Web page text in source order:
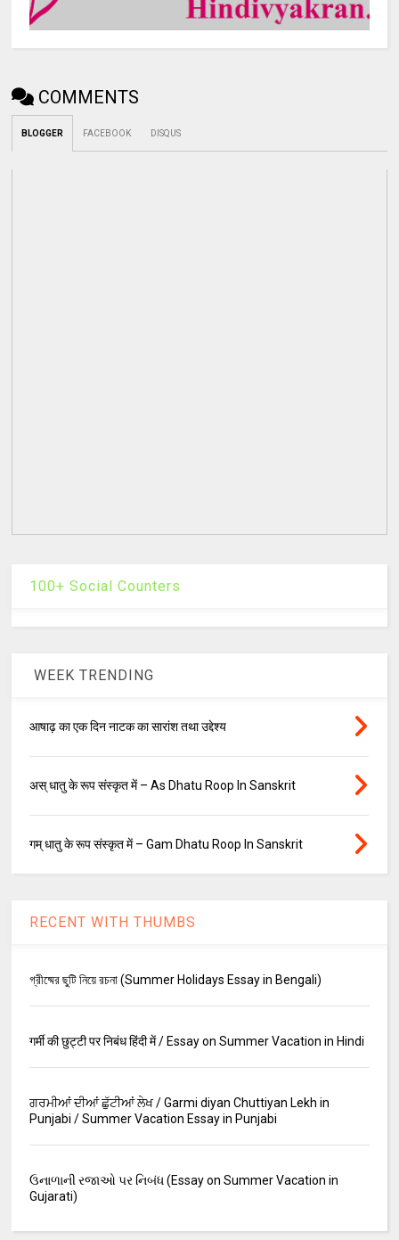
COMMENTS
BLOGGER FACEBOOK DISQUS
100+ Social Counters
WEEK TRENDING
आषाढ़ का एक दिन नाटक का सारांश तथा उद्देश्य
अस् धातु के रूप संस्कृत में – As Dhatu Roop In Sanskrit
गम् धातु के रूप संस्कृत में – Gam Dhatu Roop In Sanskrit
RECENT WITH THUMBS
গ্রীষ্মের ছুটি নিয়ে রচনা (Summer Holidays Essay in Bengali)
गर्मी की छुट्टी पर निबंध हिंदी में / Essay on Summer Vacation in Hindi
ਗਰਮੀਆਂ ਦੀਆਂ ਛੁੱਟੀਆਂ ਲੇਖ / Garmi diyan Chuttiyan Lekh in
Punjabi / Summer Vacation Essay in Punjabi
ઉનાળાની રજાઓ પર નિબંધ (Essay on Summer Vacation in
Gujarati)